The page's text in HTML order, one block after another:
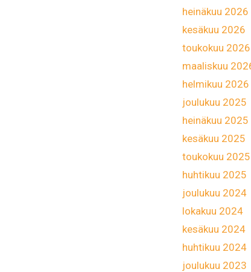
heinäkuu 2026
kesäkuu 2026
toukokuu 2026
maaliskuu
helmikuu 2026
joulukuu 2025
heinäkuu 2025
kesäkuu 2025
toukokuu 2025
huhtikuu 2025
joulukuu 2024
lokakuu 2024
kesäkuu 2024
huhtikuu 2024
joulukuu 2023